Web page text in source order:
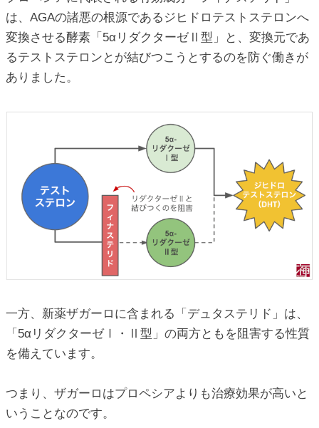
は、AGAの諸悪の根源であるジヒドロテストステロンへ
変換させる酵素「5αリダクターゼⅡ型」と、変換元であ
るテストステロンとが結びつこうとするのを防ぐ働きが
ありました。
一方、新薬ザガーロに含まれる「デュタステリド」は、
「5αリダクターゼⅠ・Ⅱ型」の両方ともを阻害する性質
を備えています。
つまり、ザガーロはプロペシアよりも治療効果が高いと
いうことなのです。